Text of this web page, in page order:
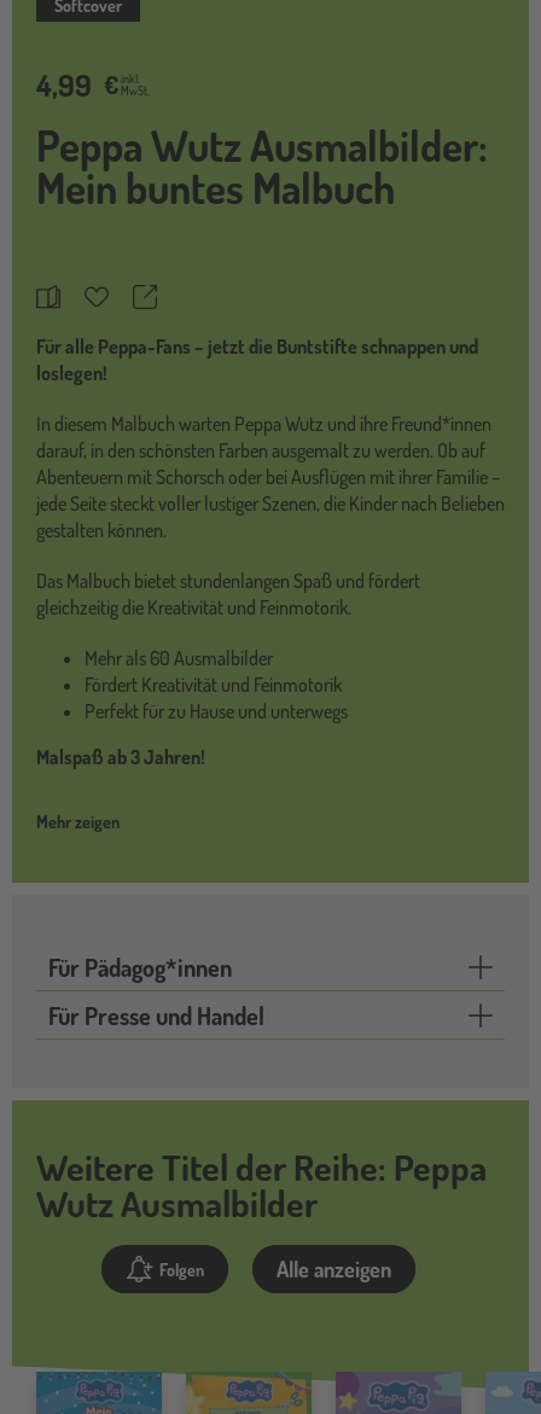
Softcover
4,99 €inkl.
MwSt.
Peppa Wutz Ausmalbilder:
Mein buntes Malbuch
MerkzettelTeilen
Für alle Peppa-Fans – jetzt die Buntstifte schnappen und
loslegen!
In diesem Malbuch warten Peppa Wutz und ihre Freund*innen
darauf, in den schönsten Farben ausgemalt zu werden. Ob auf
Abenteuern mit Schorsch oder bei Ausflügen mit ihrer Familie –
jede Seite steckt voller lustiger Szenen, die Kinder nach Belieben
gestalten können.
Das Malbuch bietet stundenlangen Spaß und fördert
gleichzeitig die Kreativität und Feinmotorik.
Mehr als 60 Ausmalbilder
Fördert Kreativität und Feinmotorik
Perfekt für zu Hause und unterwegs
Malspaß ab 3 Jahren!
Mehr zeigen
Für Pädagog*innen
Für Presse und Handel
Weitere Titel der Reihe: Peppa
Wutz Ausmalbilder
Folgen Alle anzeigen